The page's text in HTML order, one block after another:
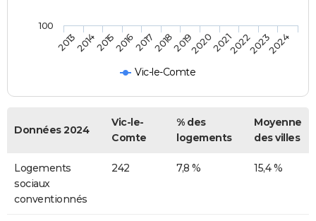
Vic-le-Comte
201320142015201620172018201920202021202220232024
100
Données 2024
Vic-le-
Comte
% des
logements
Moyenne
des villes
Logements
sociaux
conventionnés
242 7,8 % 15,4 %